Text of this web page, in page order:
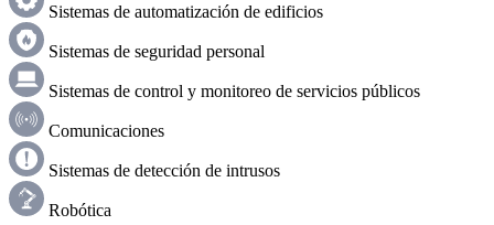
Sistemas de automatización de edificios
Sistemas de seguridad personal
Sistemas de control y monitoreo de servicios públicos
Comunicaciones
Sistemas de detección de intrusos
Robótica